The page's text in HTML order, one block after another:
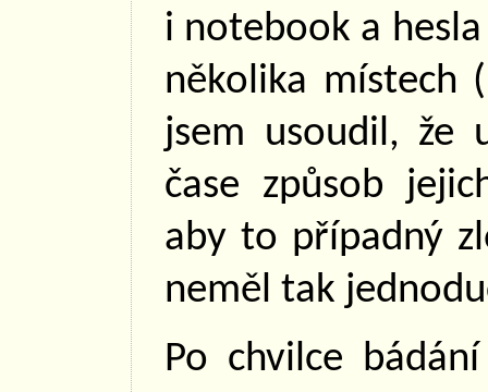
i notebook a
několika místech
jsem usoudil, že
čase způsob
aby to případný
neměl tak
Po chvilce